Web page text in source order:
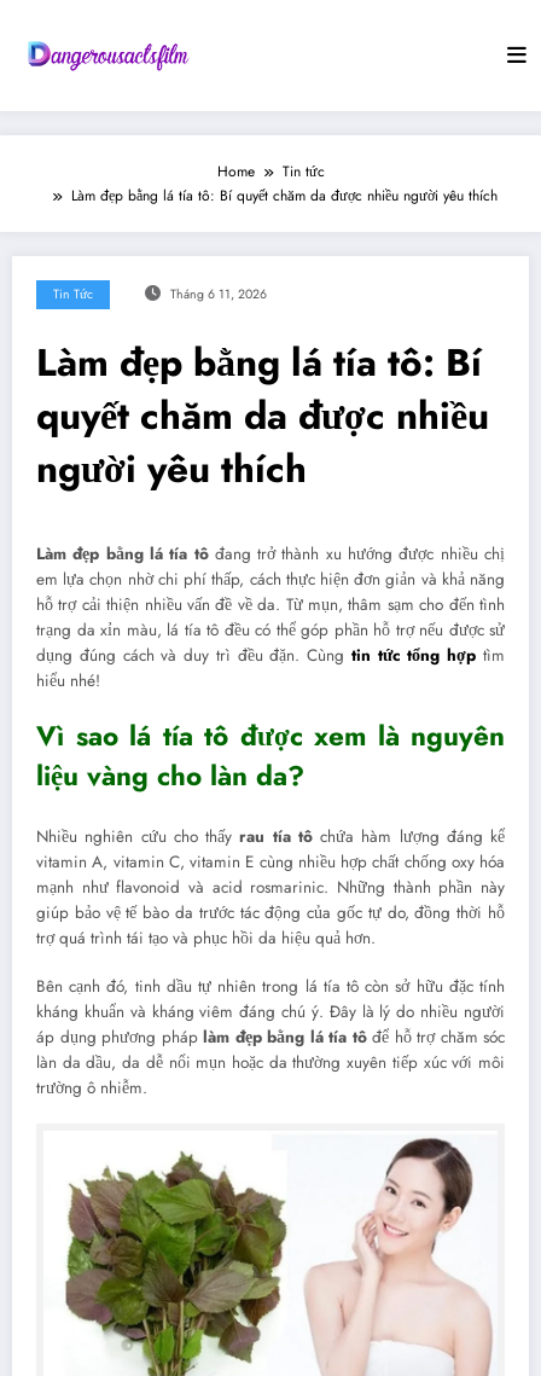
content
Home
Tin tức
Làm đẹp bằng lá tía tô: Bí quyết chăm da được nhiều người yêu thích
Tin Tức Tháng 6 11, 2026
Làm đẹp bằng lá tía tô: Bí
quyết chăm da được nhiều
người yêu thích
Làm đẹp bằng lá tía tôđang trở thành xu hướng được nhiều chị
em lựa chọn nhờ chi phí thấp, cách thực hiện đơn giản và khả năng
hỗ trợ cải thiện nhiều vấn đề về da. Từ mụn, thâm sạm cho đến tình
trạng da xỉn màu, lá tía tô đều có thể góp phần hỗ trợ nếu được sử
dụng đúng cách và duy trì đều đặn. Cùng tin tức tổng hợp tìm
hiểu nhé!
Vì sao lá tía tô được xem là nguyên
liệu vàng cho làn da?
Nhiều nghiên cứu cho thấyrau tía tôchứa hàm lượng đáng kể
vitamin A, vitamin C, vitamin E cùng nhiều hợp chất chống oxy hóa
mạnh như flavonoid và acid rosmarinic. Những thành phần này
giúp bảo vệ tế bào da trước tác động của gốc tự do, đồng thời hỗ
trợ quá trình tái tạo và phục hồi da hiệu quả hơn.
Bên cạnh đó, tinh dầu tự nhiên trong lá tía tô còn sở hữu đặc tính
kháng khuẩn và kháng viêm đáng chú ý. Đây là lý do nhiều người
áp dụng phương pháp làm đẹp bằng lá tía tôđể hỗ trợ chăm sóc
làn da dầu, da dễ nổi mụn hoặc da thường xuyên tiếp xúc với môi
trường ô nhiễm.